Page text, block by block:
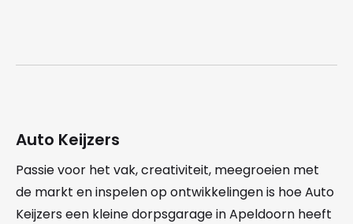
Auto Keijzers
Passie voor het vak, creativiteit, meegroeien met
de markt en inspelen op ontwikkelingen is hoe Auto
Keijzers een kleine dorpsgarage in Apeldoorn heeft